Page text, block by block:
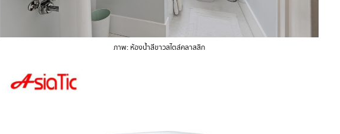
ภาพ: ห้องน้ำสีขาวสไตล์คลาสสิก